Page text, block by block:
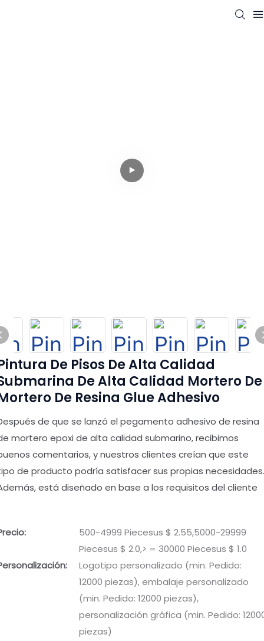
De Pisos De Alta Calidad
De Alta Calidad Mortero De
De Resina Glue Adhesivo
de que se lanzó el pegamento adhesivo de resina
mortero epoxi de alta calidad submarino, recibimos
comentarios, y nuestros clientes creían que este
de producto podría satisfacer sus propias necesidades.
está diseñado en base a los requisitos del cliente
500-4999 Piecesus $ 2.55,5000-29999
Piecesus $ 2.0,> = 30000 Piecesus $ 1.0
Logotipo personalizado (min. Pedido:
12000 piezas), embalaje personalizado
(min. Pedido: 12000 piezas),
personalización gráfica (min. Pedido:
piezas)